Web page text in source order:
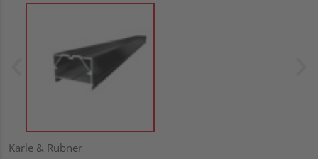
Karle & Rubner